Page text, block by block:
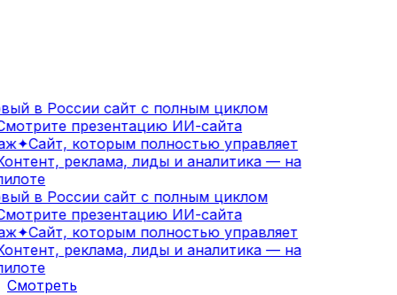
в России сайт с полным циклом
презентацию ИИ-сайта
✦Сайт, которым полностью управляет
реклама, лиды и аналитика — на
в России сайт с полным циклом
презентацию ИИ-сайта
✦Сайт, которым полностью управляет
реклама, лиды и аналитика — на
Смотреть